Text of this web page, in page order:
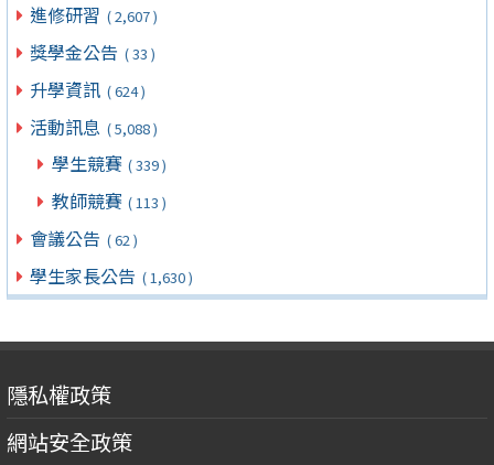
進修研習 ( 2,607 )
獎學金公告 ( 33 )
升學資訊 ( 624 )
活動訊息 ( 5,088 )
學生競賽 ( 339 )
教師競賽 ( 113 )
會議公告 ( 62 )
學生家長公告 ( 1,630 )
隱私權政策
網站安全政策